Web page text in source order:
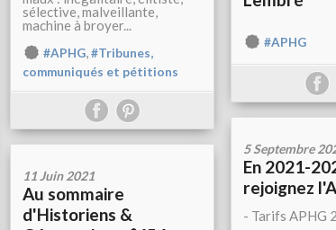
sélective, malveillante,
machine à broyer...
#APHG,#Tribunes,
communiqués et pétitions
#APHG
5 Septembre
En 2021-
rejoignez
- Tarifs APHG
11 Juin 2021
Au sommaire
d'Historiens &